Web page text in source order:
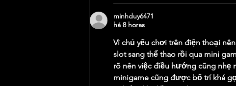
minhduy6471
há 8 horas
Vì chủ yếu chơi trên điện thoại
slot sang thể thao rồi qua mini
rõ nên việc điều hướng cũng nhẹ
minigame cũng được bố trí khá